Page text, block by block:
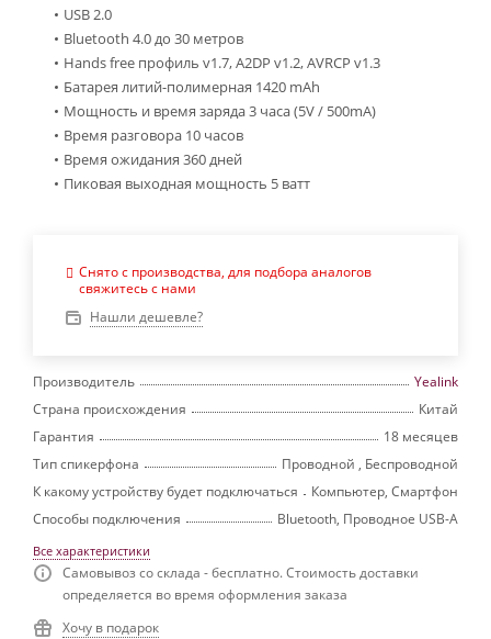
USB 2.0
Bluetooth 4.0 до 30 метров
Hands free профиль v1.7, A2DP v1.2, AVRCP v1.3
Батарея литий-полимерная 1420 mAh
Мощность и время заряда 3 часа (5V / 500mA)
Время разговора 10 часов
Время ожидания 360 дней
Пиковая выходная мощность 5 ватт
Снято с производства, для подбора аналогов
свяжитесь с нами
Нашли дешевле?
Производитель
Yealink
Страна происхождения
Китай
Гарантия
18 месяцев
Тип спикерфона
Проводной , Беспроводной
К какому устройству будет подключаться
Компьютер, Смартфон
Способы подключения
Bluetooth, Проводное USB-A
Все характеристики
Самовывоз со склада - бесплатно. Стоимость доставки
определяется во время оформления заказа
Хочу в подарок